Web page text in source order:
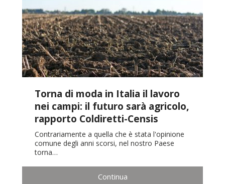
Torna di moda in Italia il lavoro
nei campi: il futuro sarà agricolo,
rapporto Coldiretti-Censis
Contrariamente a quella che è stata l'opinione
comune degli anni scorsi, nel nostro Paese
torna…
Continua